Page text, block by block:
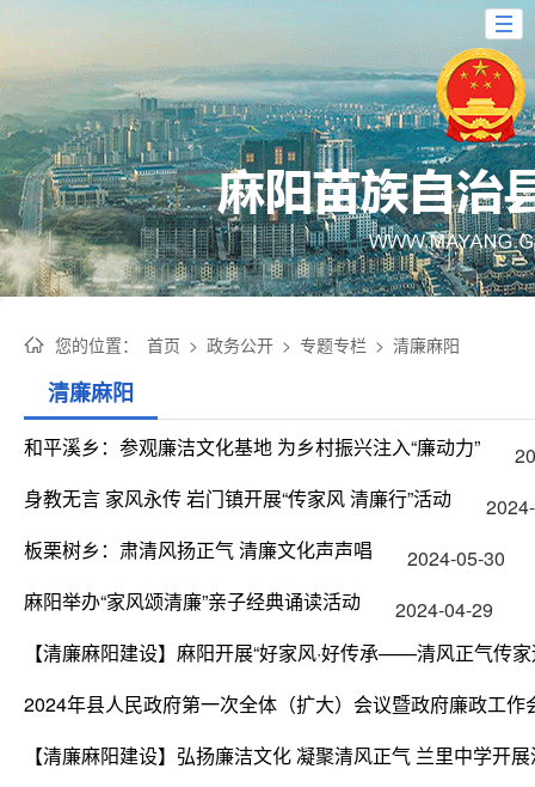
您的位置： 首页 > 政务公开 > 专题专栏 > 清廉麻阳
清廉麻阳
和平溪乡：参观廉洁文化基地 为乡村振兴注入“廉动力”
身教无言 家风永传 岩门镇开展“传家风 清廉行”活动
板栗树乡：肃清风扬正气 清廉文化声声唱
2024-05-30
麻阳举办“家风颂清廉”亲子经典诵读活动
2024-04-29
【清廉麻阳建设】麻阳开展“好家风·好传承——清风正气传
2024年县人民政府第一次全体（扩大）会议暨政府廉政工
【清廉麻阳建设】弘扬廉洁文化 凝聚清风正气 兰里中学开